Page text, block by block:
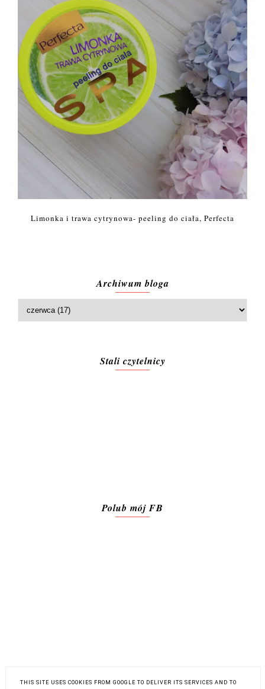
Limonka i trawa cytrynowa- peeling do ciała, Perfecta
Archiwum bloga
Stali czytelnicy
Polub mój FB
THIS SITE USES COOKIES FROM GOOGLE TO DELIVER ITS SERVICES AND TO